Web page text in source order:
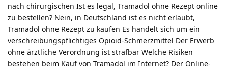
nach chirurgischen Ist es legal, Tramadol ohne Rezept online
zu bestellen? Nein, in Deutschland ist es nicht erlaubt,
Tramadol ohne Rezept zu kaufen Es handelt sich um ein
verschreibungspflichtiges Opioid-Schmerzmittel Der Erwerb
ohne ärztliche Verordnung ist strafbar Welche Risiken
bestehen beim Kauf von Tramadol im Internet? Der Online-